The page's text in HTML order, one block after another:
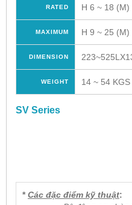
RATED H 6 ~ 18
MAXIMUM H 9 ~ 25
DIMENSION
WEIGHT 14 ~ 54 KGS
SV Series
*Các đặc điểm kỹ thuật: